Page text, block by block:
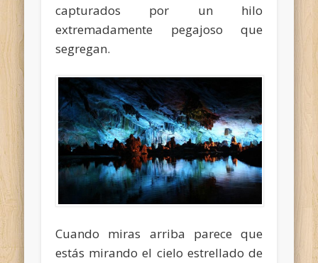
capturados por un hilo
extremadamente pegajoso que
segregan.
Cuando miras arriba parece que
estás mirando el cielo estrellado de